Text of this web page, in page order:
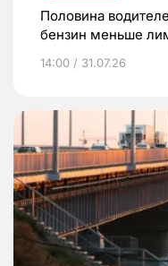
Половина
бензин меньше
14:00 / 31.07.26